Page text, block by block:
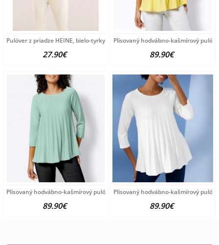
Pulóver z priadze HEINE, bielo-tyrkysový
27.90€
Plisovaný hodvábno-kašmírový
89.90€
Plisovaný hodvábno-kašmírový pulóver vzhľadom Création
89.90€
Plisovaný hodvábno-kašmírový
89.90€